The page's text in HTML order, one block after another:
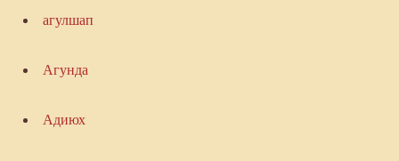
агулшап
Агунда
Адиюх